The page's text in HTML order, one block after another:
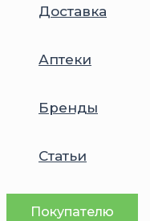
Доставка
Аптеки
Бренды
Статьи
Покупателю